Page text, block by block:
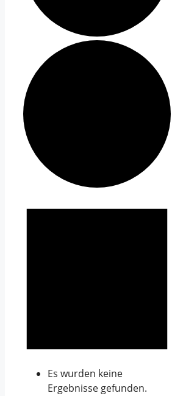
Es wurden keine
Ergebnisse gefunden.